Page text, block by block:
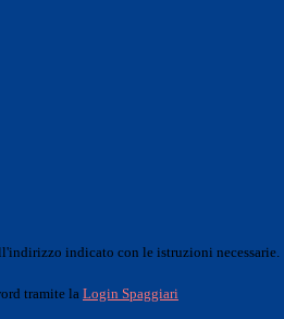
indicato con le istruzioni necessarie.
tramite la Login Spaggiari